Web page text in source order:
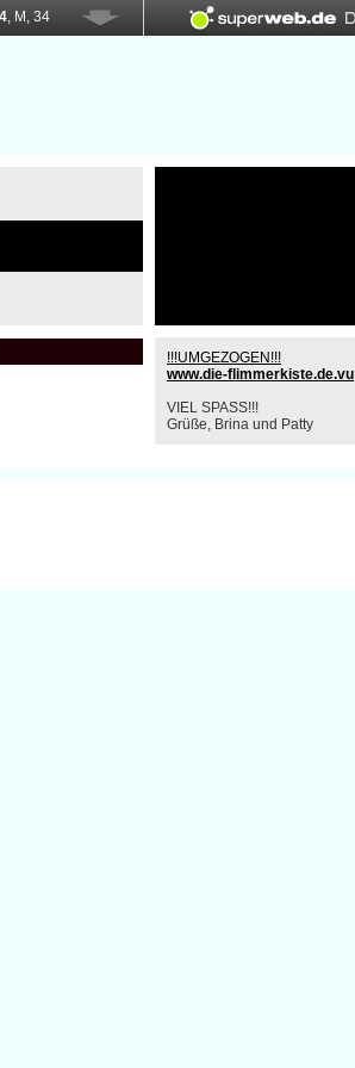
!!!UMGEZOGEN!!!
www.die-flimmerkiste.de.vu
VIEL SPASS!!!
Grüße, Brina und Patty